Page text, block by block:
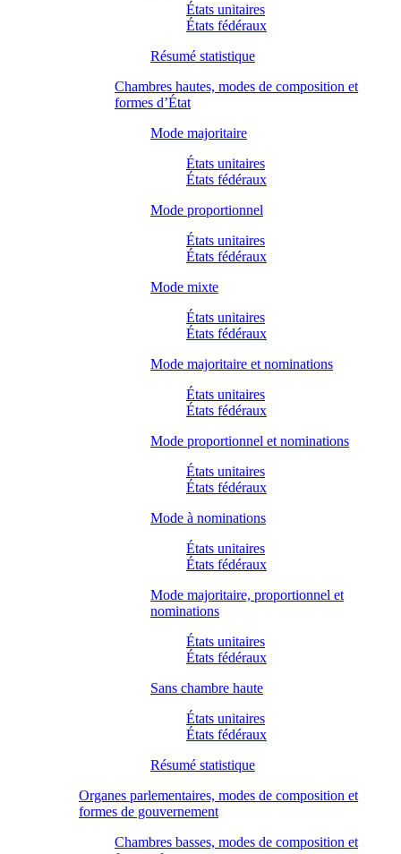
États unitaires
États fédéraux
Résumé statistique
Chambres hautes, modes de composition et
formes d’État
Mode majoritaire
États unitaires
États fédéraux
Mode proportionnel
États unitaires
États fédéraux
Mode mixte
États unitaires
États fédéraux
Mode majoritaire et nominations
États unitaires
États fédéraux
Mode proportionnel et nominations
États unitaires
États fédéraux
Mode à nominations
États unitaires
États fédéraux
Mode majoritaire, proportionnel et
nominations
États unitaires
États fédéraux
Sans chambre haute
États unitaires
États fédéraux
Résumé statistique
Organes parlementaires, modes de composition et
formes de gouvernement
Chambres basses, modes de composition et